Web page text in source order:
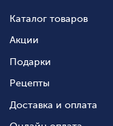
Каталог товаров
Акции
Подарки
Рецепты
Доставка и оплата